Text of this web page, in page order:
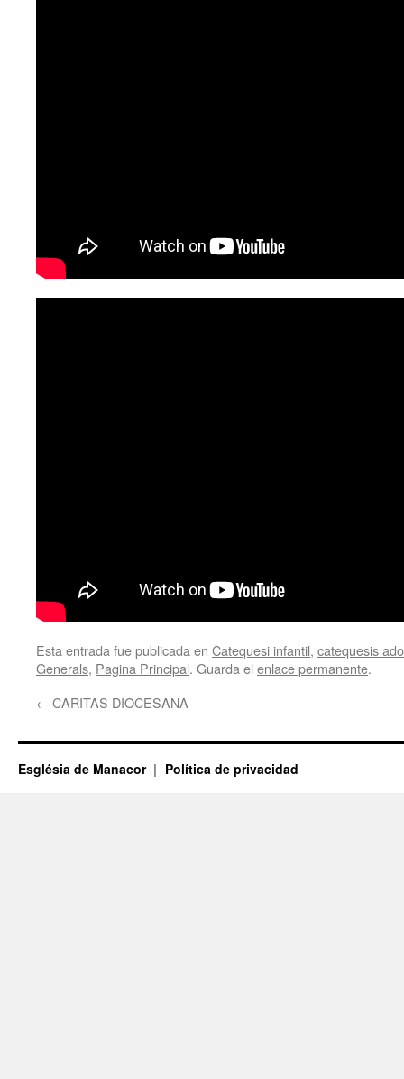
Esta entrada fue publicada en Catequesi infantil, catequesis
Generals, Pagina Principal. Guarda el enlace permanente.
← CARITAS DIOCESANA
Església de Manacor Política de privacidad